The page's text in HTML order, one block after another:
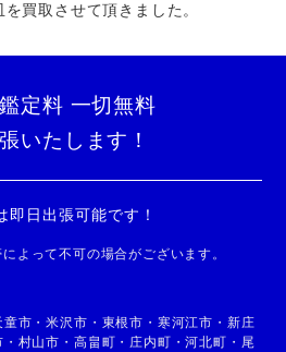
買取させて頂きました。
定料 一切無料
いたします！
即日出張可能です！
よって不可の場合がございます。
童市 ・米沢市 ・ 東根市 ・ 寒河江市 ・ 新庄
・ 村山市 ・ 高畠町 ・ 庄内町 ・河北町 ・ 尾